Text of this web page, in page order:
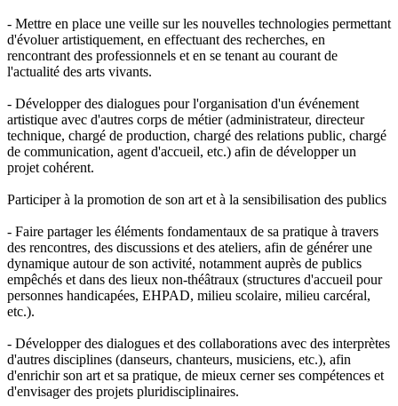
- Mettre en place une veille sur les nouvelles technologies permettant
d'évoluer artistiquement, en effectuant des recherches, en
rencontrant des professionnels et en se tenant au courant de
l'actualité des arts vivants.
- Développer des dialogues pour l'organisation d'un événement
artistique avec d'autres corps de métier (administrateur, directeur
technique, chargé de production, chargé des relations public, chargé
de communication, agent d'accueil, etc.) afin de développer un
projet cohérent.
Participer à la promotion de son art et à la sensibilisation des publics
- Faire partager les éléments fondamentaux de sa pratique à travers
des rencontres, des discussions et des ateliers, afin de générer une
dynamique autour de son activité, notamment auprès de publics
empêchés et dans des lieux non-théâtraux (structures d'accueil pour
personnes handicapées, EHPAD, milieu scolaire, milieu carcéral,
etc.).
- Développer des dialogues et des collaborations avec des interprètes
d'autres disciplines (danseurs, chanteurs, musiciens, etc.), afin
d'enrichir son art et sa pratique, de mieux cerner ses compétences et
d'envisager des projets pluridisciplinaires.